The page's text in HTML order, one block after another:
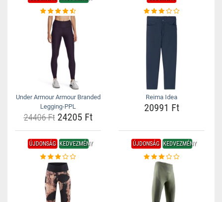
Under Armour Armour Branded
Legging-PPL
24406 Ft24205 Ft
Reima Idea
20991 Ft
ÚJDONSÁG KEDVEZMÉNY ÚJDONSÁG KEDVEZMÉNY